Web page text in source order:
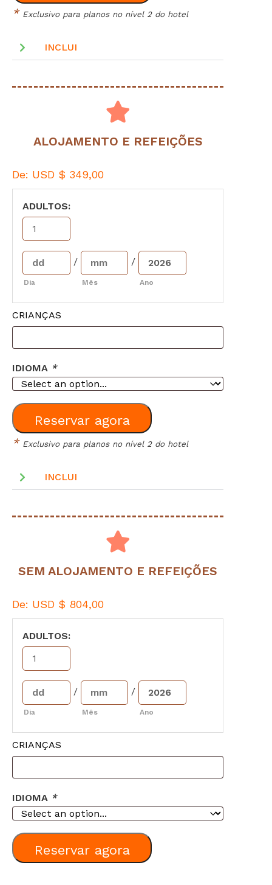
* Exclusivo para planos no nível 2 do hotel
INCLUI
ALOJAMENTO E REFEIÇÕES
De: USD $ 349,00
ADULTOS:
Dia
/
Mês
/
Ano
CRIANÇAS
IDIOMA *
Reservar agora
* Exclusivo para planos no nível 2 do hotel
INCLUI
SEM ALOJAMENTO E REFEIÇÕES
De: USD $ 804,00
ADULTOS:
Dia
/
Mês
/
Ano
CRIANÇAS
IDIOMA *
Reservar agora